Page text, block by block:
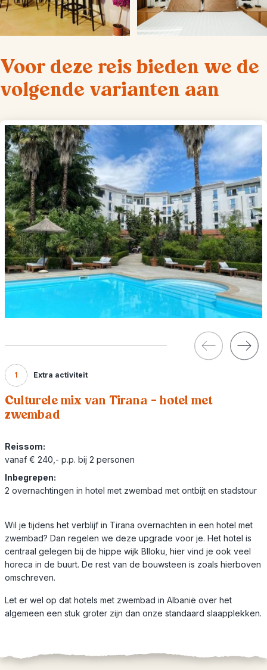
Voor deze reis bieden we de
volgende varianten aan
1 Extra activiteit
Culturele mix van Tirana - hotel met
zwembad
Reissom:
vanaf € 240,- p.p. bij 2 personen
Inbegrepen:
2 overnachtingen in hotel met zwembad met ontbijt en stadstour
Wil je tijdens het verblijf in Tirana overnachten in een hotel met
zwembad? Dan regelen we deze upgrade voor je. Het hotel is
centraal gelegen bij de hippe wijk Blloku, hier vind je ook veel
horeca in de buurt. De rest van de bouwsteen is zoals hierboven
omschreven.
Let er wel op dat hotels met zwembad in Albanië over het
algemeen een stuk groter zijn dan onze standaard slaapplekken.